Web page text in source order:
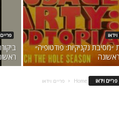
״מסיבת נקניקיות: פודטופיה״
פריים וידאו Home פריים וידאו